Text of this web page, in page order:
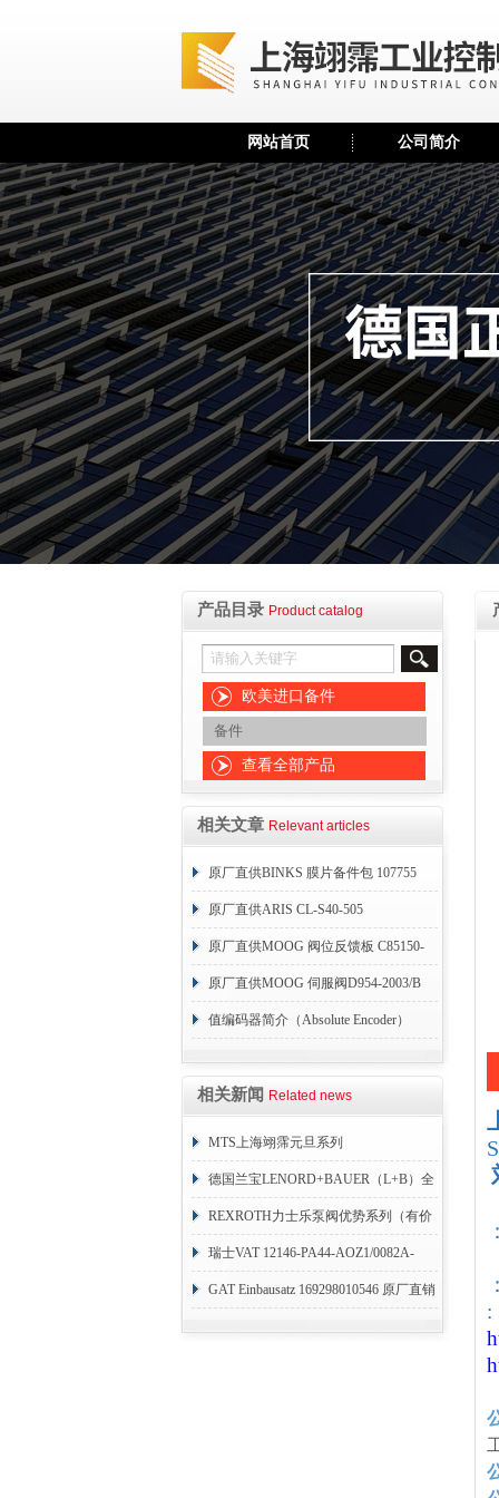
网站首页 公司简介
产品目录 Product catalog
欧美进口备件
备件
查看全部产品
相关文章 Relevant articles
原厂直供BINKS 膜片备件包 107755
原厂直供ARIS CL-S40-505
原厂直供MOOG 阀位反馈板 C85150-
004
原厂直供MOOG 伺服阀D954-2003/B
值编码器简介（Absolute Encoder）
相关新闻 Related news
MTS上海翊霈元旦系列
RHM3050MR081A01
德国兰宝LENORD+BAUER（L+B）全
系列编码器
REXROTH力士乐泵阀优势系列（有价
目表）
瑞士VAT 12146-PA44-AOZ1/0082A-
1173938
GAT Einbausatz 169298010546 原厂直销
: